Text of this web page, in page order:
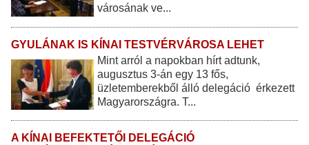
városának ve...
GYULÁNAK IS KÍNAI TESTVÉRVÁROSA LEHET
Mint arról a napokban hírt adtunk,
augusztus 3-án egy 13 fős,
üzletemberekből álló delegáció érkezett
Magyarországra. T...
A KÍNAI BEFEKTETŐI DELEGÁCIÓ